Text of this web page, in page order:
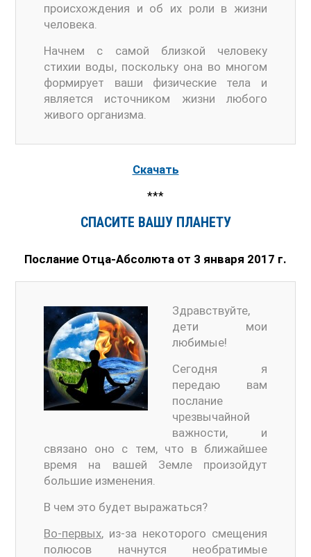
происхождения и об их роли в жизни
человека.
Начнем с самой близкой человеку
стихии воды, поскольку она во многом
формирует ваши физические тела и
является источником жизни любого
живого организма.
Скачать
***
СПАСИТЕ ВАШУ ПЛАНЕТУ
Послание Отца-Абсолюта от 3 января 2017 г.
Здравствуйте,
дети мои
любимые!
Сегодня я
передаю вам
послание
чрезвычайной
важности, и
связано оно с тем, что в ближайшее
время на вашей Земле произойдут
большие изменения.
В чем это будет выражаться?
Во-первых, из-за некоторого смещения
полюсов начнутся необратимые